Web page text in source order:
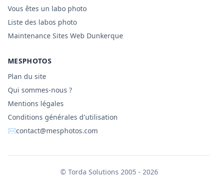
Vous êtes un labo photo
Liste des labos photo
Maintenance Sites Web Dunkerque
MESPHOTOS
Plan du site
Qui sommes-nous ?
Mentions légales
Conditions générales d'utilisation
✉contact@mesphotos.com
© Torda Solutions 2005 - 2026